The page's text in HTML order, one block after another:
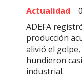
Actualidad
ADEFA
producción
alivió el
hundieron
industrial.